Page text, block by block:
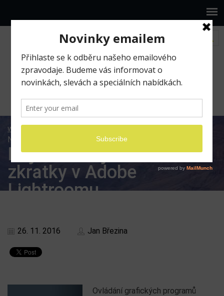
www.ilumio.cz
Nejužitečnější klávesové zkratky v Adobe Lightroomu
Nejužitečnější klávesové
zkratky v Adobe
Lightroomu
26. 11. 2016 Jan Březina
Ovládání grafických programů